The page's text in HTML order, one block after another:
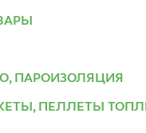
ПАРОИЗОЛЯЦИЯ
ПЕЛЛЕТЫ